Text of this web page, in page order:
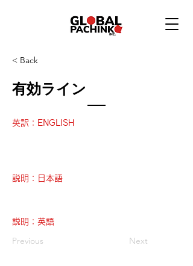
< Back
有効ライン
英訳：ENGLISH
説明：日本語
説明：英語
Previous Next